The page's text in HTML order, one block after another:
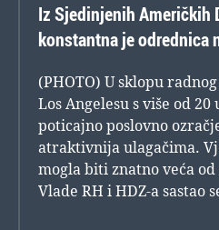
Iz Sjedinjenih Američkih
konstantna je odrednica
(PHOTO) U sklopu
Los Angelesu s više od
poticajno poslovno
atraktivnija ulagačima.
mogla biti znatno veća
Vlade RH i HDZ-a sastao